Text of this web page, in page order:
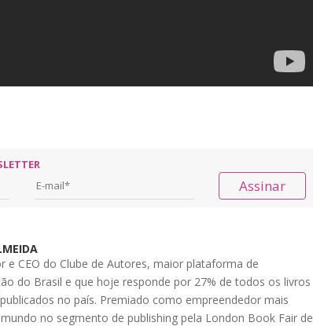
Assinar
e CEO do Clube de Autores, maior plataforma de
do Brasil e que hoje responde por 27% de todos os livros
no país. Premiado como empreendedor mais
no segmento de publishing pela London Book Fair de